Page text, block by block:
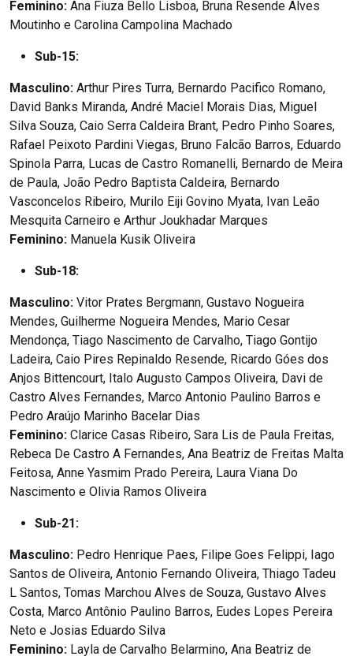
Feminino: Ana Fiuza Bello Lisboa, Bruna Resende Alves
Moutinho e Carolina Campolina Machado
Sub-15:
Masculino: Arthur Pires Turra, Bernardo Pacifico Romano,
David Banks Miranda, André Maciel Morais Dias, Miguel
Silva Souza, Caio Serra Caldeira Brant, Pedro Pinho Soares,
Rafael Peixoto Pardini Viegas, Bruno Falcão Barros, Eduardo
Spinola Parra, Lucas de Castro Romanelli, Bernardo de Meira
de Paula, João Pedro Baptista Caldeira, Bernardo
Vasconcelos Ribeiro, Murilo Eiji Govino Myata, Ivan Leão
Mesquita Carneiro e Arthur Joukhadar Marques
Feminino: Manuela Kusik Oliveira
Sub-18:
Masculino: Vitor Prates Bergmann, Gustavo Nogueira
Mendes, Guilherme Nogueira Mendes, Mario Cesar
Mendonça, Tiago Nascimento de Carvalho, Tiago Gontijo
Ladeira, Caio Pires Repinaldo Resende, Ricardo Góes dos
Anjos Bittencourt, Italo Augusto Campos Oliveira, Davi de
Castro Alves Fernandes, Marco Antonio Paulino Barros e
Pedro Araújo Marinho Bacelar Dias
Feminino: Clarice Casas Ribeiro, Sara Lis de Paula Freitas,
Rebeca De Castro A Fernandes, Ana Beatriz de Freitas Malta
Feitosa, Anne Yasmim Prado Pereira, Laura Viana Do
Nascimento e Olivia Ramos Oliveira
Sub-21:
Masculino: Pedro Henrique Paes, Filipe Goes Felippi, Iago
Santos de Oliveira, Antonio Fernando Oliveira, Thiago Tadeu
L Santos, Tomas Marchou Alves de Souza, Gustavo Alves
Costa, Marco Antônio Paulino Barros, Eudes Lopes Pereira
Neto e Josias Eduardo Silva
Feminino: Layla de Carvalho Belarmino, Ana Beatriz de